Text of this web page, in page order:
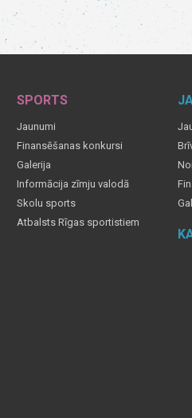
SPORTS
Jaunumi
Finansēšanas konkursi
Galerija
Informācija zīmju valodā
Skolu sports
Atbalsts Rīgas sportistiem